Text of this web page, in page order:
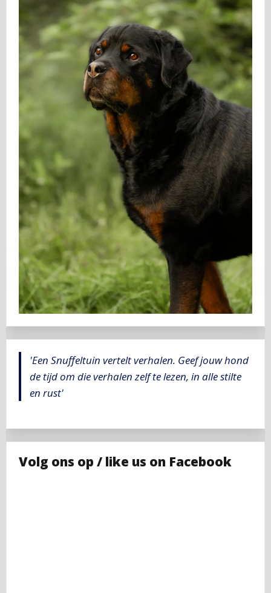
'Een Snuffeltuin vertelt verhalen. Geef jouw hond
de tijd om die verhalen zelf te lezen, in alle stilte
en rust'
Volg ons op / like us on Facebook